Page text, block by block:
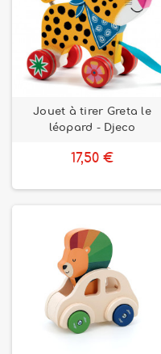
Jouet à tirer Greta le
léopard - Djeco
17,50 €